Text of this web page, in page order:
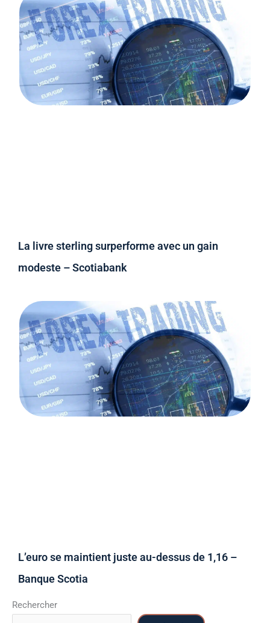
La livre sterling surperforme avec un gain
modeste – Scotiabank
L’euro se maintient juste au-dessus de 1,16 –
Banque Scotia
Rechercher